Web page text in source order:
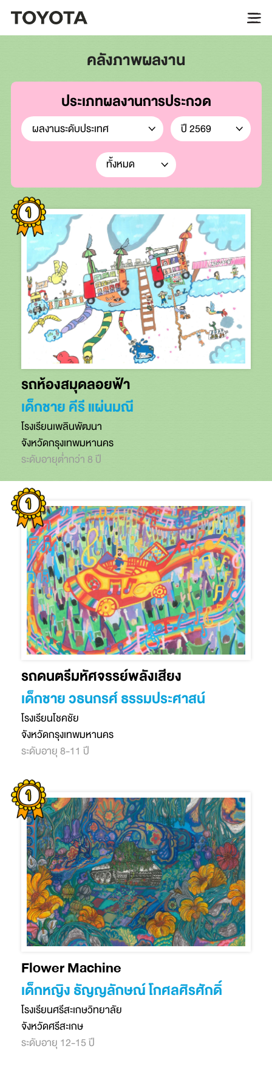
คลังภาพผลงาน
ประเภทผลงานการประกวด
รถห้องสมุดลอยฟ้า
เด็กชาย คีรี แผ่นมณี
โรงเรียนเพลินพัฒนา
จังหวัดกรุงเทพมหานคร
ระดับอายุต่ำกว่า 8 ปี
รถดนตรีมหัศจรรย์พลังเสียง
เด็กชาย วธนกรศ์ ธรรมประศาสน์
โรงเรียนโชคชัย
จังหวัดกรุงเทพมหานคร
ระดับอายุ 8-11 ปี
Flower Machine
เด็กหญิง ธัญญลักษณ์ โกศลศิรศักดิ์
โรงเรียนศรีสะเกษวิทยาลัย
จังหวัดศรีสะเกษ
ระดับอายุ 12-15 ปี